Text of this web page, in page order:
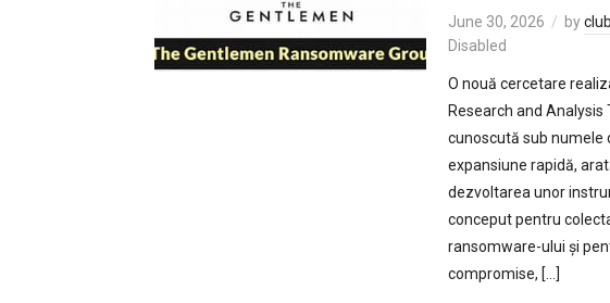
June 30, 2026 by
Disabled
O nouă cercetare
Research and
cunoscută sub numele
expansiune rapidă,
dezvoltarea unor
conceput pentru
ransomware-ului și
compromise, […]